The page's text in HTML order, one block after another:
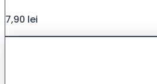
7,90 lei